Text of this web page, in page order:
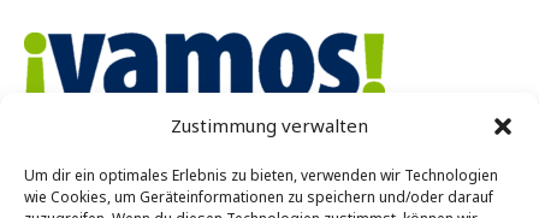
Zustimmung verwalten
Um dir ein optimales Erlebnis zu bieten, verwenden wir Technologien
wie Cookies, um Geräteinformationen zu speichern und/oder darauf
Achtermannstr. 10 – 12
48143 Münster